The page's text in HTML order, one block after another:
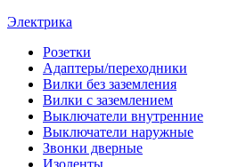
Электрика
Розетки
Адаптеры/переходники
Вилки без заземления
Вилки с заземлением
Выключатели внутренние
Выключатели наружные
Звонки дверные
Изоленты